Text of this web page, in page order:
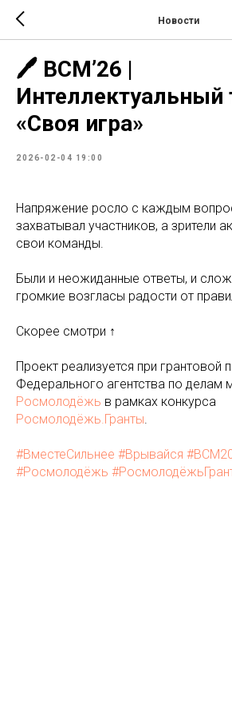
Новости
🖊 ВСМ’26 |
Интеллектуальный
«Своя игра»
2026-02-04 19:00
Напряжение росло с каждым
захватывал участников, а зрители
свои команды.
Были и неожиданные ответы, и
громкие возгласы радости от
Скорее смотри ↑
Проект реализуется при грантовой
Федерального агентства по делам
Росмолодёжь в рамках конкурса
Росмолодёжь.Гранты.
#ВместеСильнее #Врывайся
#Росмолодёжь